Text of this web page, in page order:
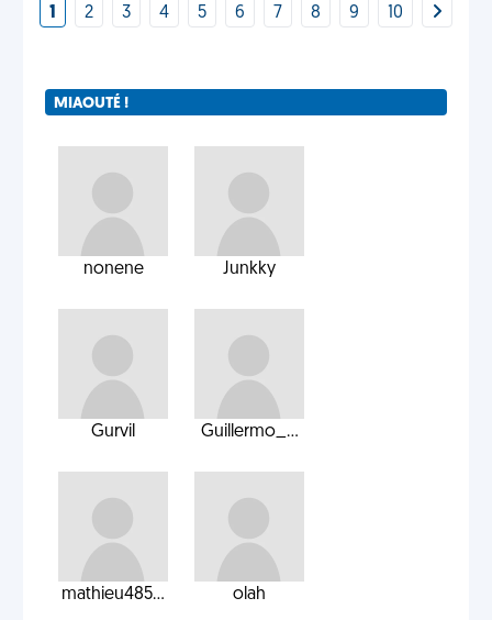
1 2 3 4 5 6 7 8 9 10
MIAOUTÉ !
nonene Junkky
Gurvil Guillermo_...
mathieu485... olah